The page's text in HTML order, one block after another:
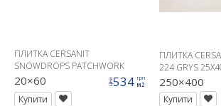
ПЛИТКА CERSANIT
SNOWDROPS PATCHWORK
СТІНА
20×60 ціна534 грн
м2
Купити
ПЛИТКА
224 GRYS
250×400
Купити